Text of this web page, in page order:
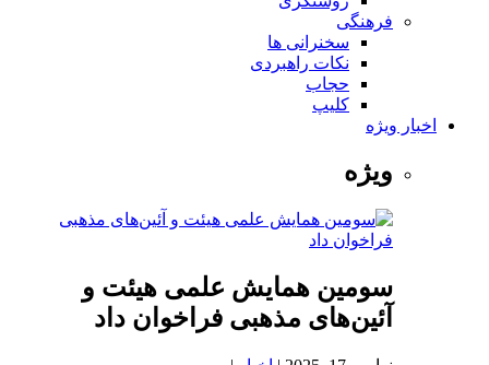
فرهنگی
سخنرانی ها
نکات راهبردی
حجاب
کلیپ
اخبار ویژه
ویژه
سومین همایش علمی هیئت و
آئین‌های مذهبی فراخوان داد